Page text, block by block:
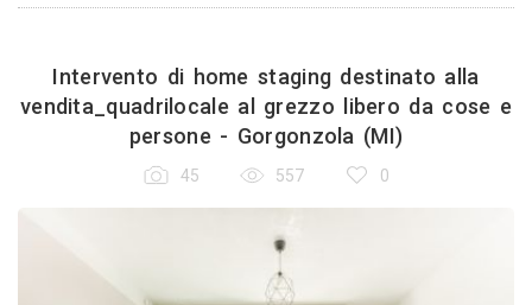
Intervento di home staging destinato alla
vendita_quadrilocale al grezzo libero da cose e
persone - Gorgonzola (MI)
45 557 0